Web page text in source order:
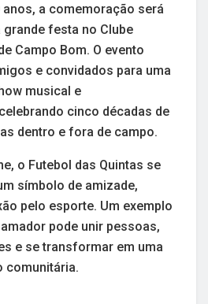
a comemoração será
festa no Clube
Campo Bom. O evento
e convidados para uma
musical e
cinco décadas de
dentro e fora de campo.
o Futebol das Quintas se
símbolo de amizade,
pelo esporte. Um exemplo
pode unir pessoas,
e se transformar em uma
comunitária.